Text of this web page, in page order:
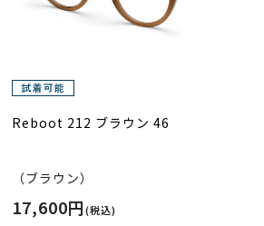
Reboot 212 ブラウン 46
（ブラウン）
17,600円(税込)